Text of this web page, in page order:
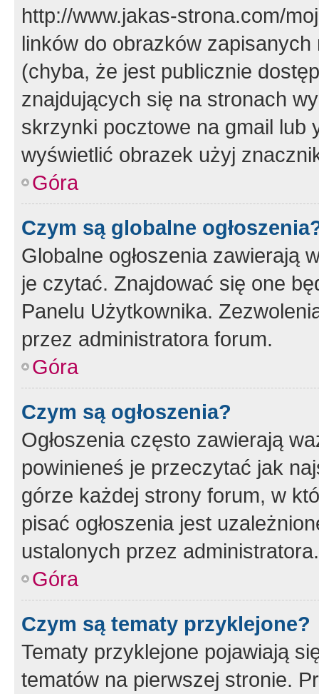
http://www.jakas-strona.com/
linków do obrazków
(chyba, że jest publicznie
znajdujących się na stronach
skrzynki pocztowe na gmail lub
wyświetlić obrazek użyj
Góra
Czym są globalne
Globalne ogłoszenia zawierają
je czytać. Znajdować się one
Panelu Użytkownika.
przez administratora forum.
Góra
Czym są ogłoszenia?
Ogłoszenia często zawierają
powinieneś je przeczytać jak
górze każdej strony forum, w
pisać ogłoszenia jest
ustalonych przez administratora.
Góra
Czym są tematy przyklejone?
Tematy przyklejone pojawiają
tematów na pierwszej stronie.